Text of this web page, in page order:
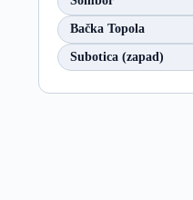
Bačka Topola
Subotica (zapad)